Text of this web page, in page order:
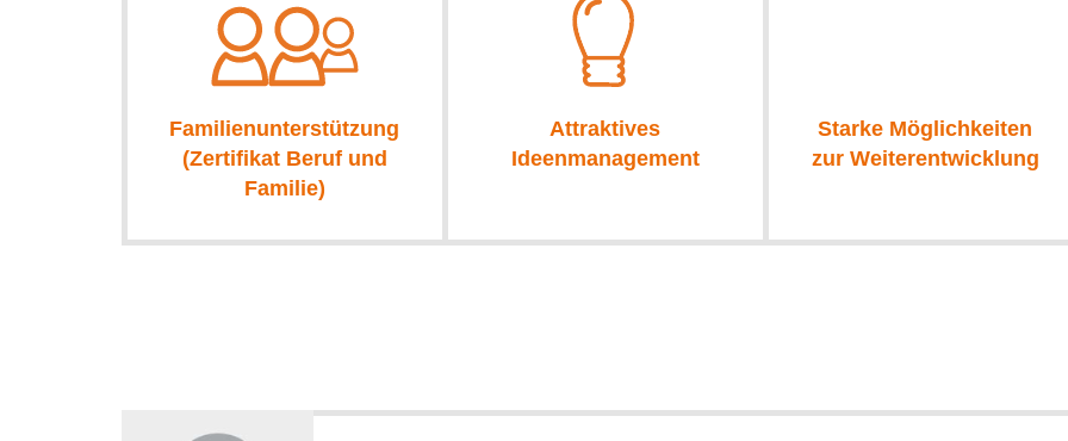
Familienunterstützung
(Zertifikat Beruf und
Familie)
Attraktives
Ideenmanagement
Starke Möglichkeiten
zur Weiterentwicklung